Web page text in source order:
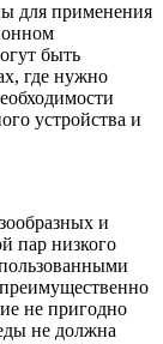
для применения
быть
где нужно
устройства и
и
пар низкого
не пригодно
не должна